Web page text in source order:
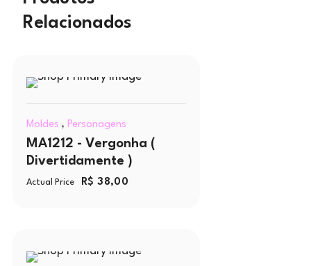
Relacionados
Moldes , Personagens
MA1212 - Vergonha (
Divertidamente )
Actual Price R$ 38,00